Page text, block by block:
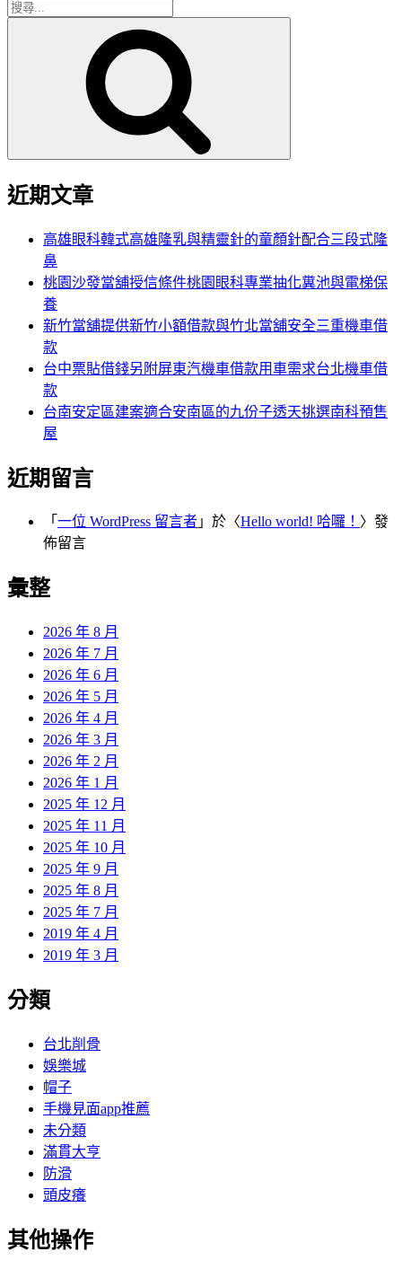
搜
近期文章
高雄眼科韓式高雄隆乳與精靈針的童顏針配合三段式隆
鼻
桃園沙發當舖授信條件桃園眼科專業抽化糞池與電梯保
養
新竹當舖提供新竹小額借款與竹北當舖安全三重機車借
款
台中票貼借錢另附屏東汽機車借款用車需求台北機車借
款
台南安定區建案適合安南區的九份子透天挑選南科預售
屋
近期留言
「 一位 WordPress 留言者 」於〈Hello world! 哈囉！ 〉發
佈留言
彙整
2026 年 8 月
2026 年 7 月
2026 年 6 月
2026 年 5 月
2026 年 4 月
2026 年 3 月
2026 年 2 月
2026 年 1 月
2025 年 12 月
2025 年 11 月
2025 年 10 月
2025 年 9 月
2025 年 8 月
2025 年 7 月
2019 年 4 月
2019 年 3 月
分類
台北削骨
娛樂城
帽子
手機見面app推薦
未分類
滿貫大亨
防滑
頭皮癢
其他操作